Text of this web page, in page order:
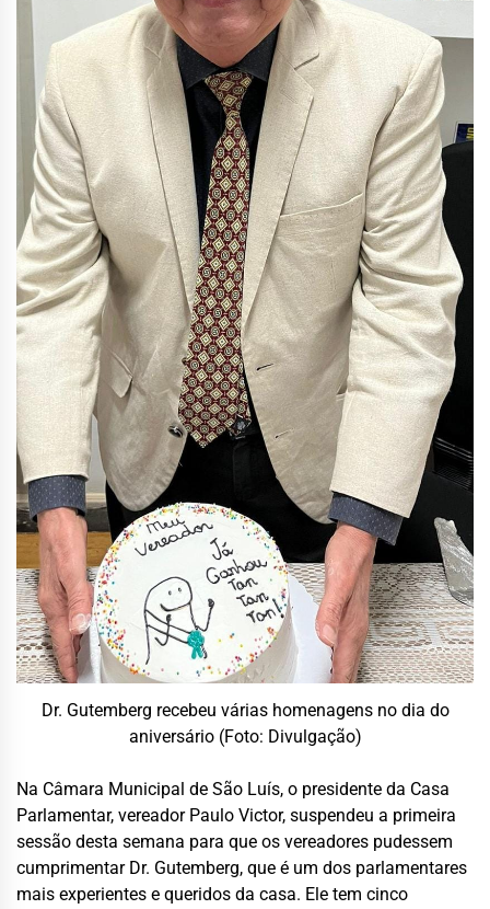
Dr. Gutemberg recebeu várias homenagens no dia do
aniversário (Foto: Divulgação)
Na Câmara Municipal de São Luís, o presidente da Casa
Parlamentar, vereador Paulo Victor, suspendeu a primeira
sessão desta semana para que os vereadores pudessem
cumprimentar Dr. Gutemberg, que é um dos parlamentares
mais experientes e queridos da casa. Ele tem cinco